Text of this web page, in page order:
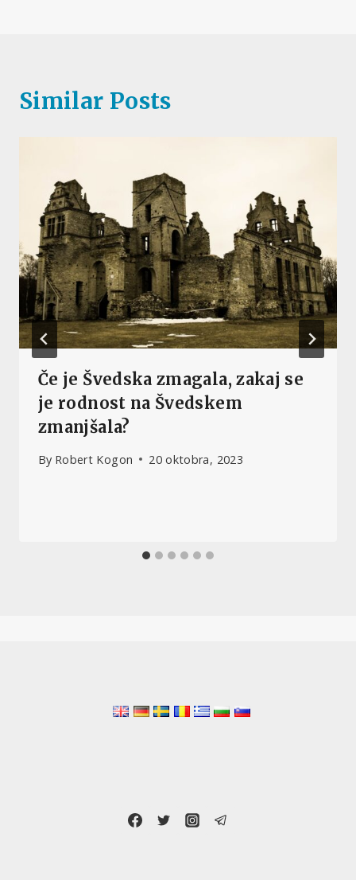
Similar Posts
Če je Švedska zmagala, zakaj se
je rodnost na Švedskem
zmanjšala?
By Robert Kogon 20 oktobra, 2023